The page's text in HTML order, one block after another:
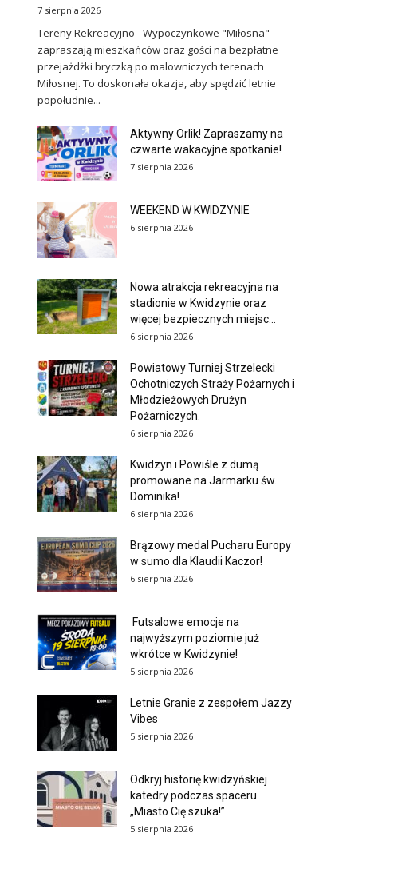
7 sierpnia 2026
Tereny Rekreacyjno - Wypoczynkowe "Miłosna"
zapraszają mieszkańców oraz gości na bezpłatne
przejażdżki bryczką po malowniczych terenach
Miłosnej. To doskonała okazja, aby spędzić letnie
popołudnie...
Aktywny Orlik! Zapraszamy na
czwarte wakacyjne spotkanie!
7 sierpnia 2026
WEEKEND W KWIDZYNIE
6 sierpnia 2026
Nowa atrakcja rekreacyjna na
stadionie w Kwidzynie oraz
więcej bezpiecznych miejsc...
6 sierpnia 2026
Powiatowy Turniej Strzelecki
Ochotniczych Straży Pożarnych i
Młodzieżowych Drużyn
Pożarniczych.
6 sierpnia 2026
Kwidzyn i Powiśle z dumą
promowane na Jarmarku św.
Dominika!
6 sierpnia 2026
Brązowy medal Pucharu Europy
w sumo dla Klaudii Kaczor!
6 sierpnia 2026
Futsalowe emocje na
najwyższym poziomie już
wkrótce w Kwidzynie!
5 sierpnia 2026
Letnie Granie z zespołem Jazzy
Vibes
5 sierpnia 2026
Odkryj historię kwidzyńskiej
katedry podczas spaceru
„Miasto Cię szuka!”
5 sierpnia 2026